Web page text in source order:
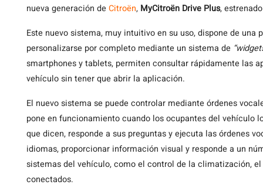
nueva generación de Citroën, MyCitroën Drive Plus,
Este nuevo sistema, muy intuitivo en su uso, dispone de
personalizarse por completo mediante un sistema de
smartphones y tablets, permiten consultar rápidamente las
vehículo sin tener que abrir la aplicación.
El nuevo sistema se puede controlar mediante órdenes
pone en funcionamiento cuando los ocupantes del vehículo
que dicen, responde a sus preguntas y ejecuta las órdenes
idiomas, proporcionar información visual y responde a un
sistemas del vehículo, como el control de la climatización,
conectados.